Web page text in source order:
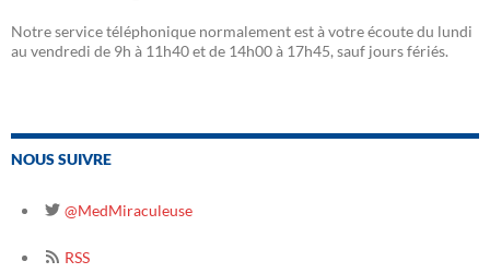
Notre service téléphonique normalement est à votre écoute du lundi
au vendredi de 9h à 11h40 et de 14h00 à 17h45, sauf jours fériés.
NOUS SUIVRE
@MedMiraculeuse
RSS